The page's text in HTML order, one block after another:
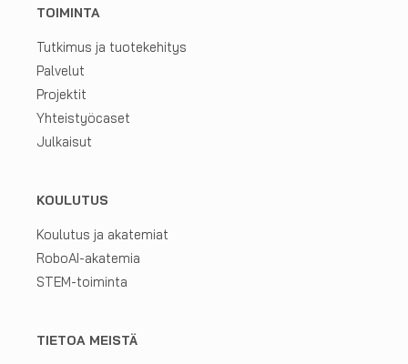
TOIMINTA
Tutkimus ja tuotekehitys
Palvelut
Projektit
Yhteistyöcaset
Julkaisut
KOULUTUS
Koulutus ja akatemiat
RoboAI-akatemia
STEM-toiminta
TIETOA MEISTÄ